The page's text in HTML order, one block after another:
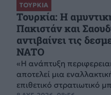
ΤΟΥΡΚΙΑ
Τουρκία: Η
Πακιστάν και
αντιβαίνει τις
NATO
«Η ανάπτυξη
αποτελεί μια
επιθετικό στρατιωτικό